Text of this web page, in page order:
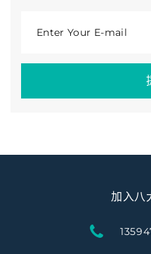
Enter Your E-mail
加入八